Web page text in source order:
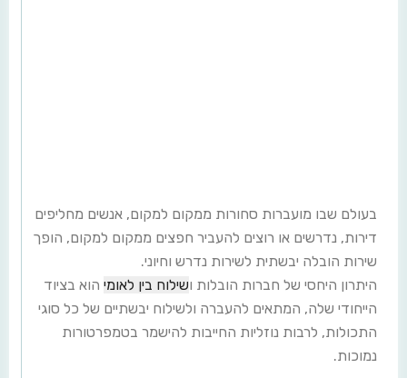
בעולם שבו מועברות סחורות ממקום למקום, אנשים מחליפים
דירות, נדרשים או רוצים להעביר חפצים ממקום למקום, הופך
שירות הובלה יבשתית לשירות נדרש וחיוני.
היתרון היחסי של חברות הובלות ושילוח בין לאומי הוא בציוד
הייחודי שלה, המתאים להעברה ולשילוח יבשתיים של כל סוגי
התכולות, לרבות נוזליות החייבות להישמר בטמפרטורות
נמוכות.